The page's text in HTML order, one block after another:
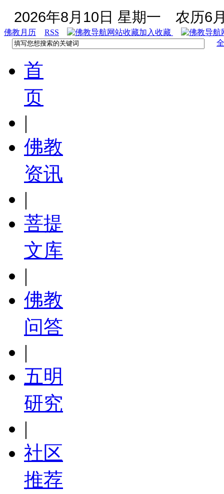
2026年8月10日 星期一 农历6
佛教月历 RSS
加入收藏
首
页
|
佛教
资讯
|
菩提
文库
|
佛教
问答
|
五明
研究
|
社区
推荐